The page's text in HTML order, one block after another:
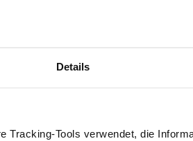
Details
Tracking-Tools verwendet, die